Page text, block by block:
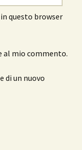
questo browser
al mio commento.
di un nuovo